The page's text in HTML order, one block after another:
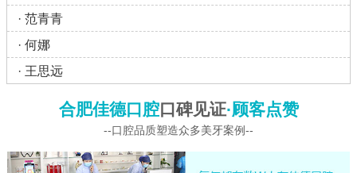
· 范青青
· 何娜
· 王思远
合肥佳德口腔口碑见证·顾客点赞
--口腔品质塑造众多美牙案例--